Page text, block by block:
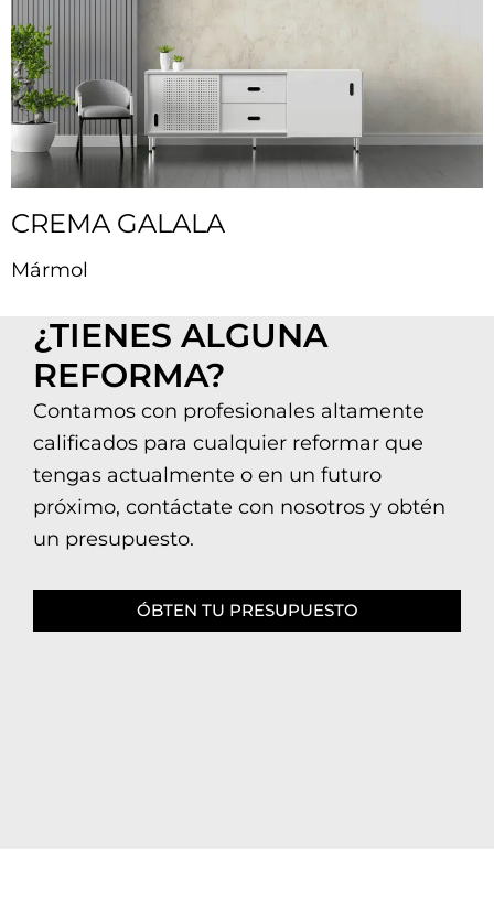
CREMA GALALA
Mármol
¿TIENES ALGUNA
REFORMA?
Contamos con profesionales altamente
calificados para cualquier reformar que
tengas actualmente o en un futuro
próximo, contáctate con nosotros y obtén
un presupuesto.
ÓBTEN TU PRESUPUESTO